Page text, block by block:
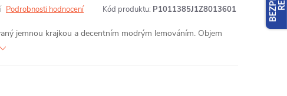
Podrobnosti hodnocení Kód produktu: P1011385J1Z8013601
jemnou krajkou a decentním modrým lemováním. Objem